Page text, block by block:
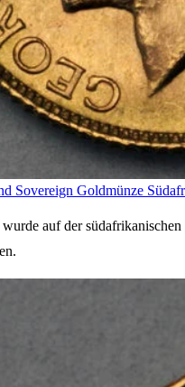
Sovereign Goldmünze
wurde auf der südafrikanischen